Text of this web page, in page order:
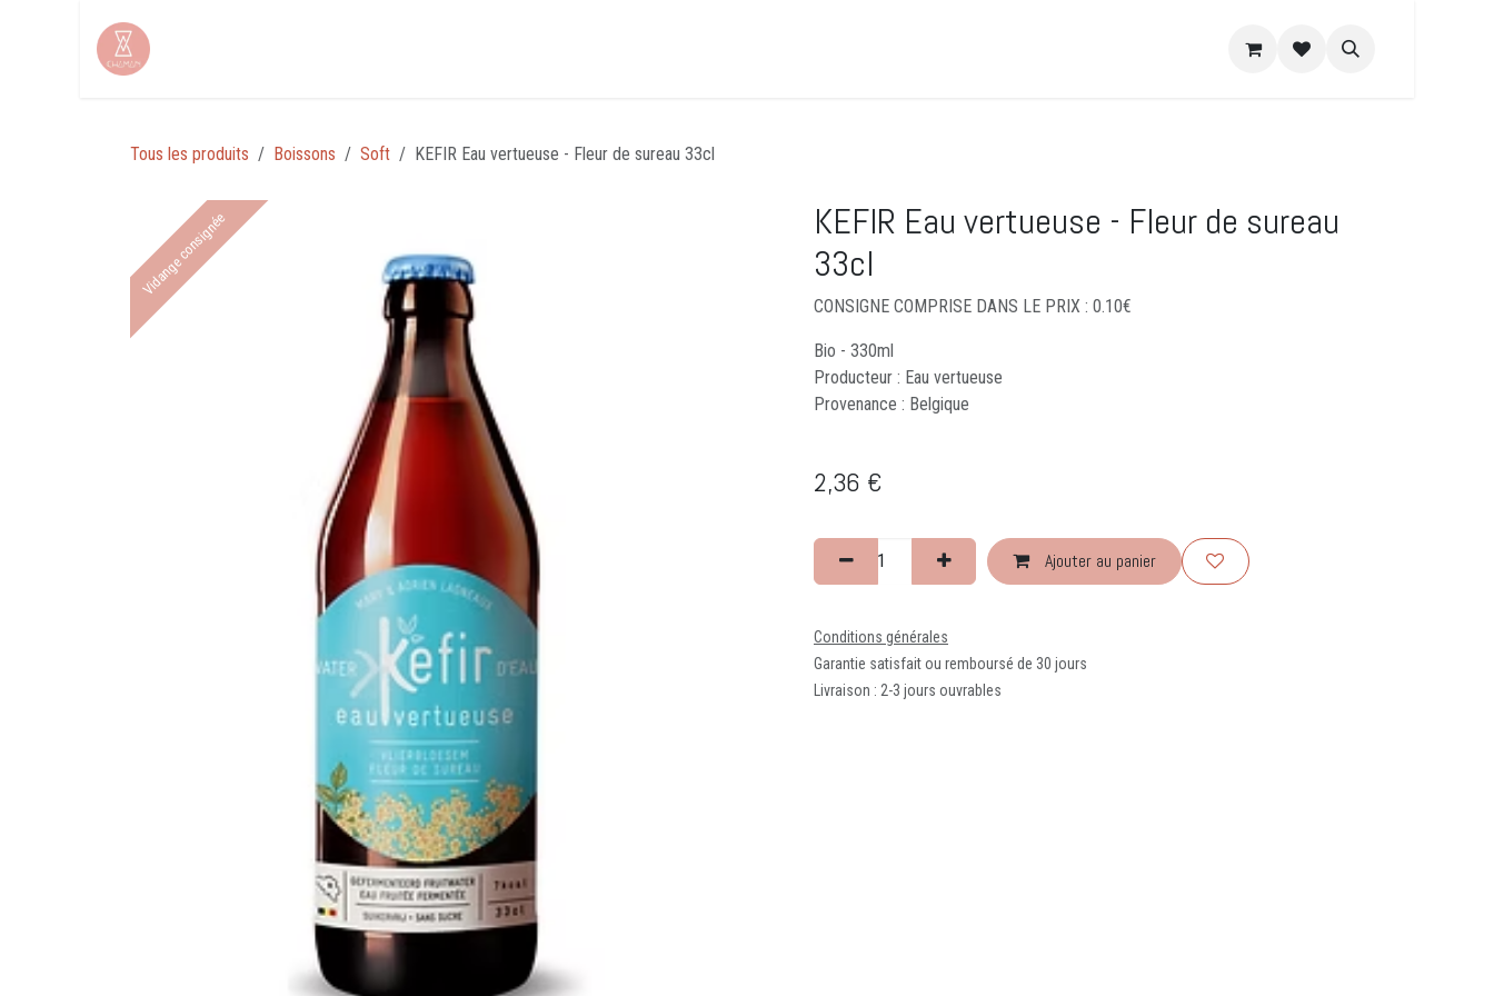
Tous les produits Boissons Soft KEFIR Eau vertueuse - Fleur de sureau 33cl
Vidange consignée
KEFIR Eau vertueuse - Fleur de sureau
33cl
CONSIGNE COMPRISE DANS LE PRIX : 0.10€
Bio - 330ml
Producteur : Eau vertueuse
Provenance : Belgique
2,36 €
Ajouter au panier
Conditions générales
Garantie satisfait ou remboursé de 30 jours
Livraison : 2-3 jours ouvrables